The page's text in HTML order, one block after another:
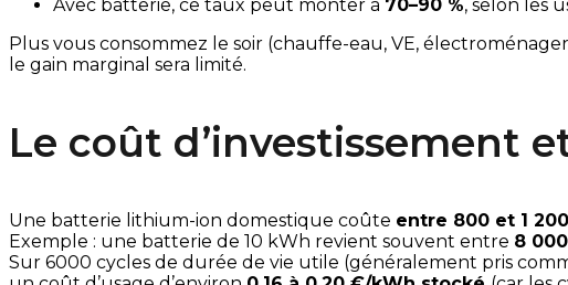
Avec batterie, ce taux peut monter à 70–90 %, selon les
Plus vous consommez le soir (chauffe-eau, VE,
le gain marginal sera limité.
Le coût d’investissement
Une batterie lithium-ion domestique coûte entre 800 et 1
Exemple : une batterie de 10 kWh revient souvent entre 8
Sur 6000 cycles de durée de vie utile (généralement pris